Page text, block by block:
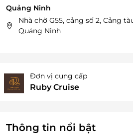
Quảng Ninh
Nhà chờ G55, cảng số 2, Cảng
Quảng Ninh
Đơn vị cung cấp
Ruby Cruise
Thông tin nổi bật